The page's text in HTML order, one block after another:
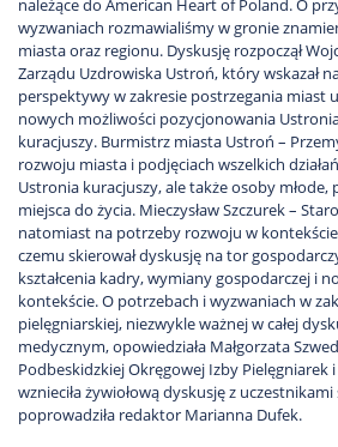
należące do American Heart of Poland. O
wyzwaniach rozmawialiśmy w gronie
miasta oraz regionu. Dyskusję rozpoczął
Zarządu Uzdrowiska Ustroń, który wskazał
perspektywy w zakresie postrzegania miast
nowych możliwości pozycjonowania
kuracjuszy. Burmistrz miasta Ustroń –
rozwoju miasta i podjęciach wszelkich
Ustronia kuracjuszy, ale także osoby młode,
miejsca do życia. Mieczysław Szczurek –
natomiast na potrzeby rozwoju w
czemu skierował dyskusję na tor
kształcenia kadry, wymiany gospodarczej i
kontekście. O potrzebach i wyzwaniach w
pielęgniarskiej, niezwykle ważnej w całej
medycznym, opowiedziała Małgorzata
Podbeskidzkiej Okręgowej Izby Pielęgniarek i
wznieciła żywiołową dyskusję z
poprowadziła redaktor Marianna Dufek.